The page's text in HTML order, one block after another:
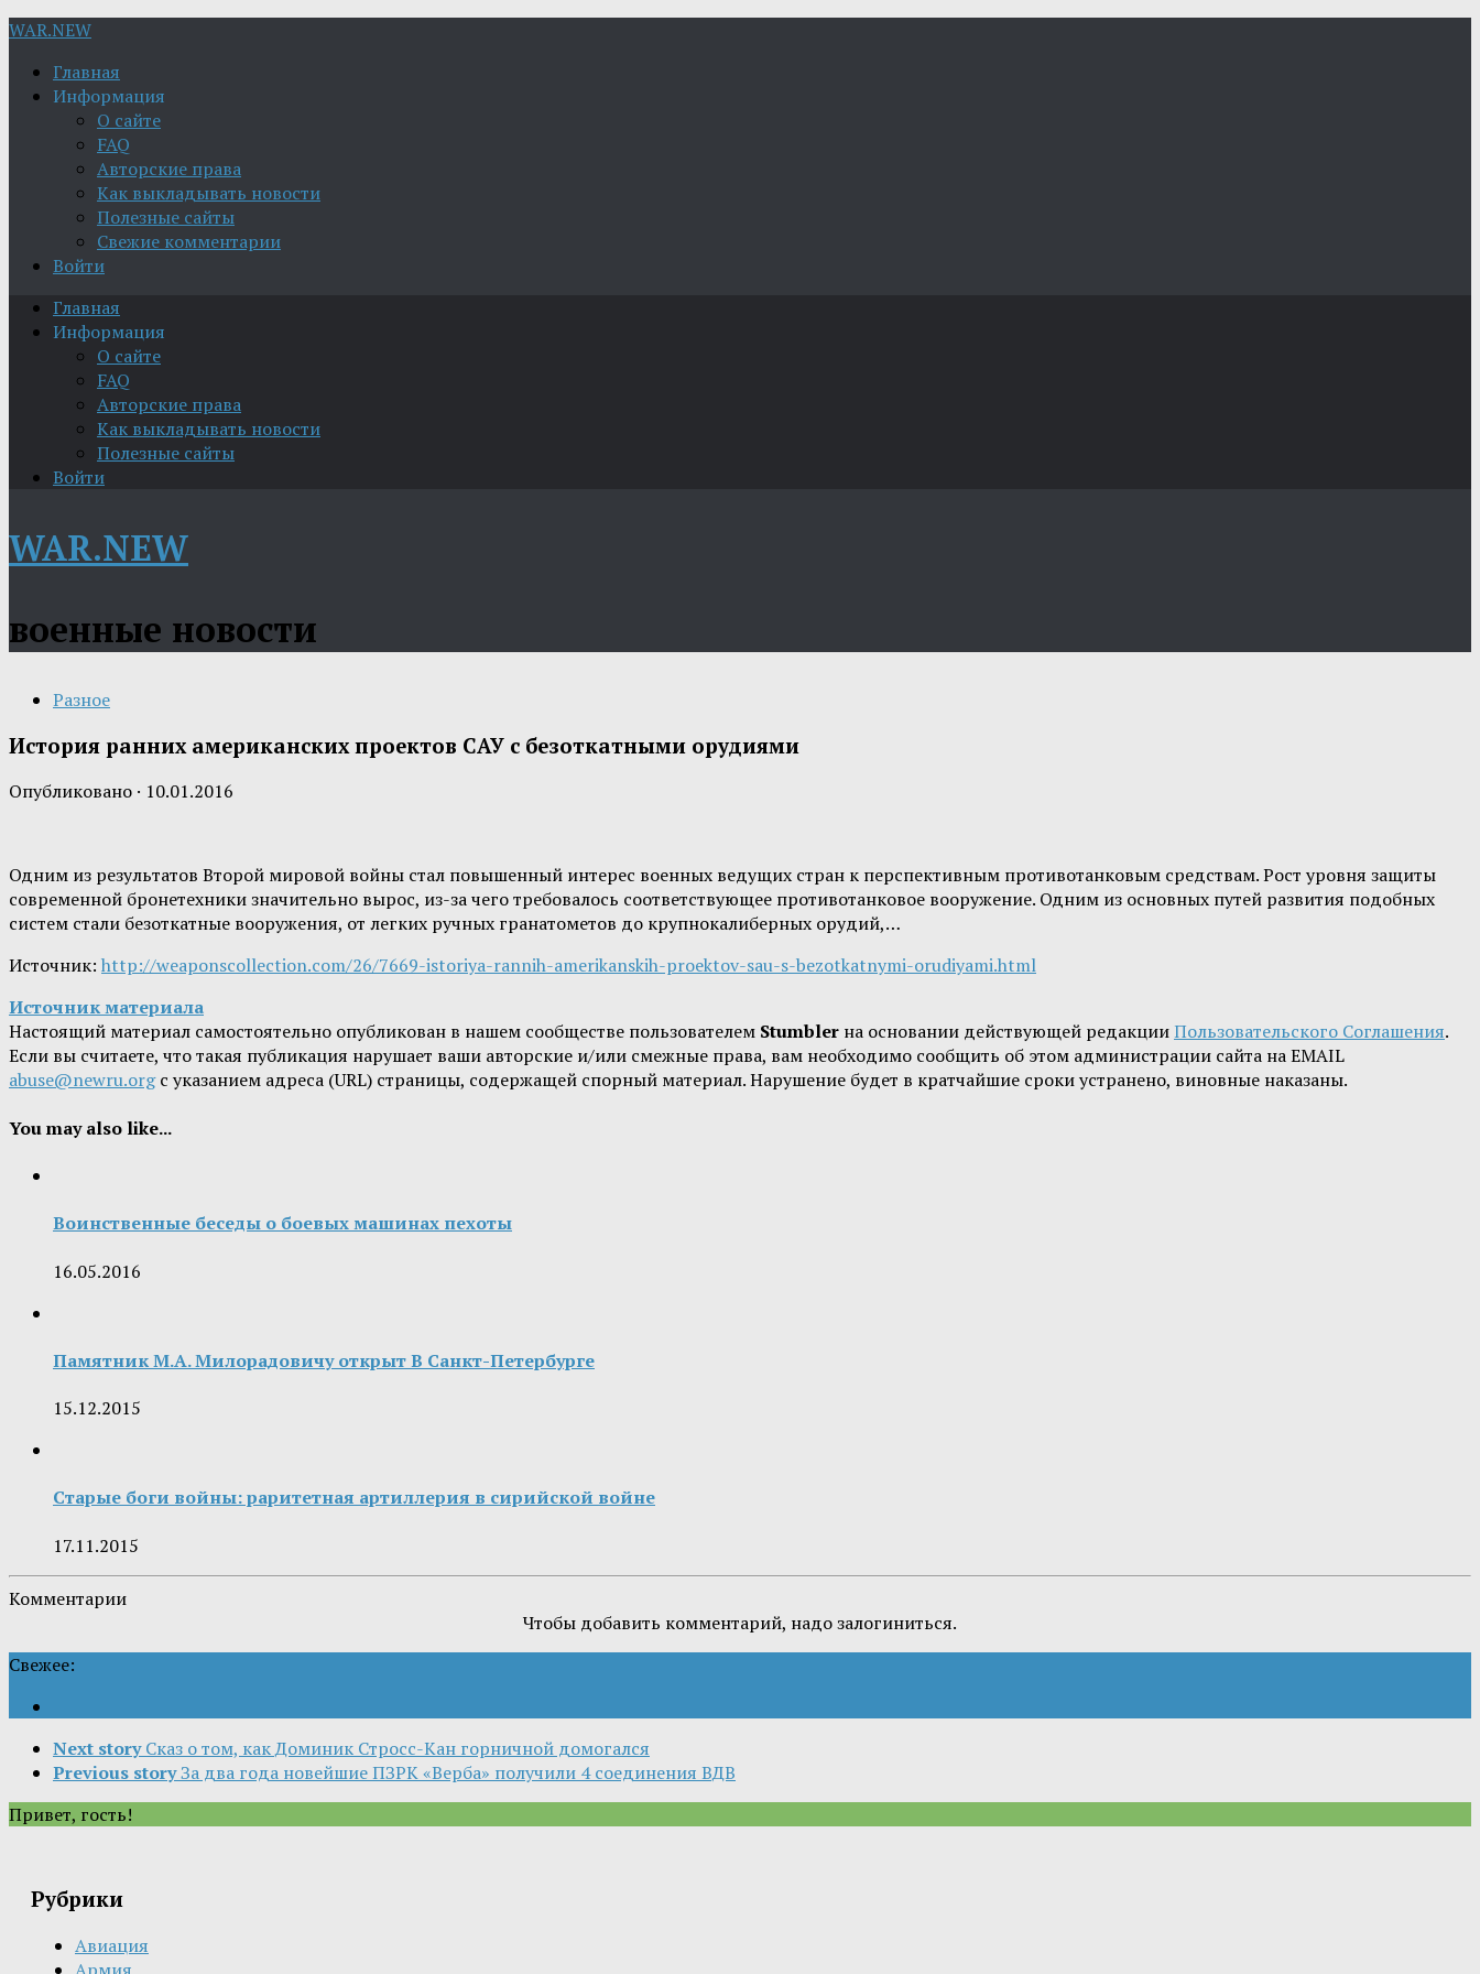
WAR.NEW
Главная
Информация
О сайте
FAQ
Авторские права
Как выкладывать новости
Полезные сайты
Свежие комментарии
Войти
Главная
Информация
О сайте
FAQ
Авторские права
Как выкладывать новости
Полезные сайты
Войти
WAR.NEW
военные новости
Разное
История ранних американских проектов САУ с безоткатными орудиями
Опубликовано · 10.01.2016
Одним из результатов Второй мировой войны стал повышенный интерес военных ведущих стран к перспективным противотанковым средствам. Рост уровня защиты
современной бронетехники значительно вырос, из-за чего требовалось соответствующее противотанковое вооружение. Одним из основных путей развития подобных
систем стали безоткатные вооружения, от легких ручных гранатометов до крупнокалиберных орудий,…
Источник: http://weaponscollection.com/26/7669-istoriya-rannih-amerikanskih-proektov-sau-s-bezotkatnymi-orudiyami.html
Источник материала
Настоящий материал самостоятельно опубликован в нашем сообществе пользователем Stumbler на основании действующей редакцииПользовательского Соглашения.
Если вы считаете, что такая публикация нарушает ваши авторские и/или смежные права, вам необходимо сообщить об этом администрации сайта на EMAIL
abuse@newru.orgс указанием адреса (URL) страницы, содержащей спорный материал. Нарушение будет в кратчайшие сроки устранено, виновные наказаны.
You may also like...
Воинственные беседы о боевых машинах пехоты
16.05.2016
Памятник М.А. Милорадовичу открыт В Санкт-Петербурге
15.12.2015
Старые боги войны: раритетная артиллерия в сирийской войне
17.11.2015
Комментарии
Чтобы добавить комментарий, надо залогиниться.
Свежее:
Next story Сказ о том, как Доминик Стросс-Кан горничной домогался
Previous storyЗа два года новейшие ПЗРК «Верба» получили 4 соединения ВДВ
Привет, гость!
Рубрики
Авиация